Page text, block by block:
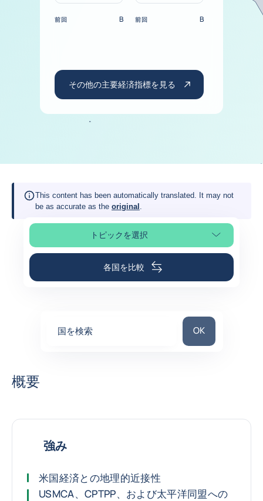
前回 B 前回 B
その他の主要経済指標を見る
This content has been automatically translated. It may not
be as accurate as the original .
トピックを選択
ページの選択
各国を比較
国を検索 国を検索
OK
概要
強み
米国経済との地理的近接性
USMCA、CPTPP、および太平洋同盟への